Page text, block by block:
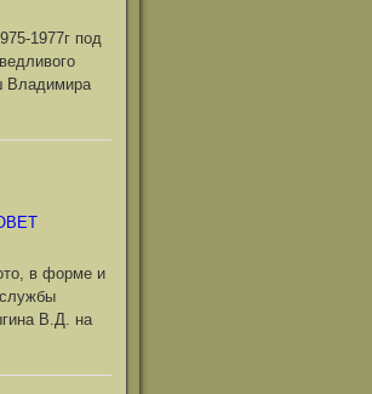
1977г под
Владимира
в форме и
В.Д. на